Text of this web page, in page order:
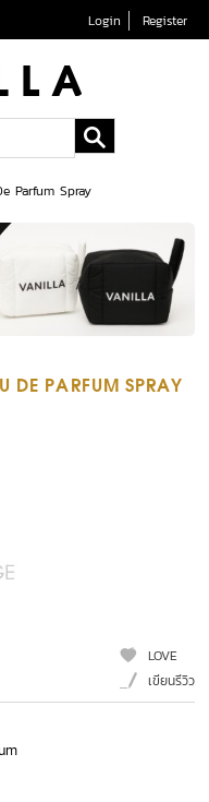
Login Register
Parfum Spray
DE PARFUM SPRAY
LOVE
เขียนรีวิว